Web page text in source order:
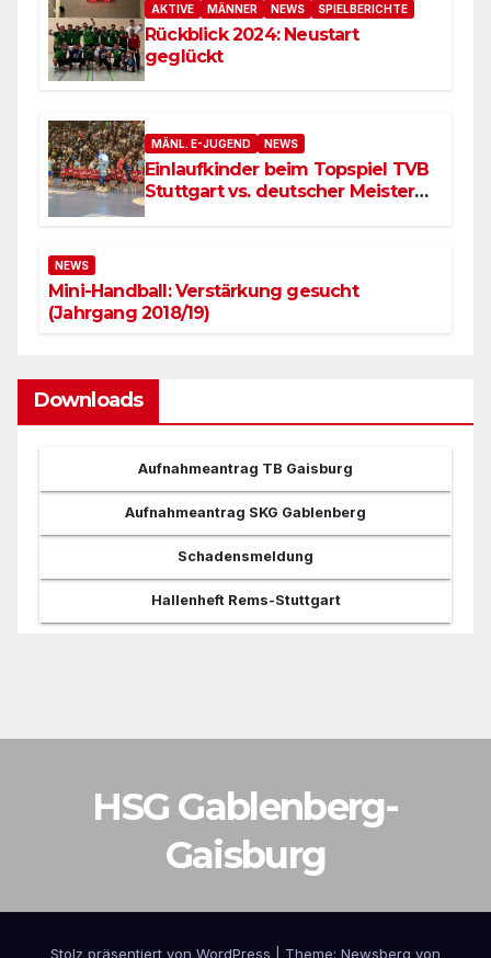
AKTIVE MÄNNER NEWS SPIELBERICHTE
Rückblick 2024: Neustart
geglückt
MÄNL. E-JUGEND NEWS
Einlaufkinder beim Topspiel TVB
Stuttgart vs. deutscher Meister
NEWS
Mini-Handball: Verstärkung gesucht
(Jahrgang 2018/19)
Downloads
Aufnahmeantrag TB Gaisburg
Aufnahmeantrag SKG Gablenberg
Schadensmeldung
Hallenheft Rems-Stuttgart
HSG Gablenberg-
Gaisburg
Stolz präsentiert von WordPress Theme: Newsberg von